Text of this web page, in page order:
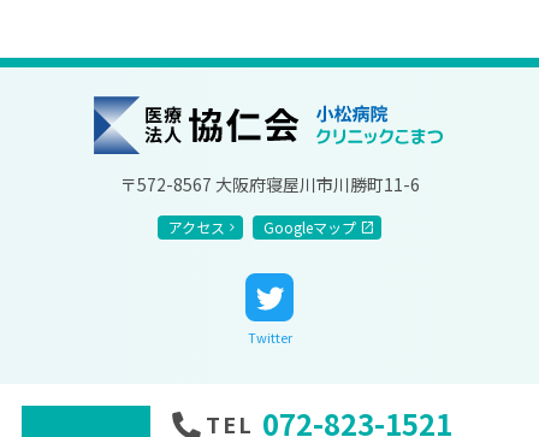
〒572-8567 大阪府寝屋川市川勝町11-6
アクセス Googleマップ
Twitter
TEL 072-823-1521